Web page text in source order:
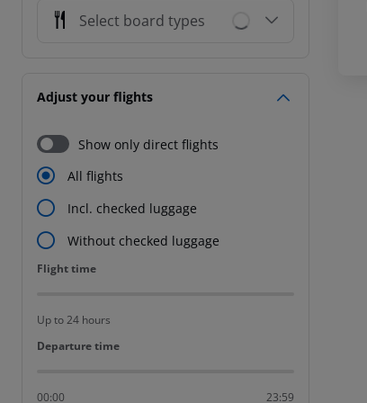
Select board types
Adjust your flights
Show only direct flights
All flights
Incl. checked luggage
Without checked luggage
Flight time
Flight time
Up to 24 hours
Departure time
Departure time
00:00 23:59